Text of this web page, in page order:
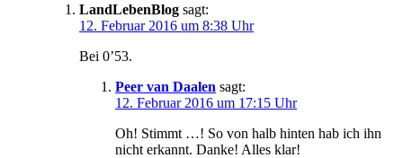
LandLebenBlog sagt:
12. Februar 2016 um 8:38 Uhr
Bei 0’53.
Peer van Daalen sagt:
12. Februar 2016 um 17:15 Uhr
Oh! Stimmt …! So von halb hinten hab ich ihn
nicht erkannt. Danke! Alles klar!